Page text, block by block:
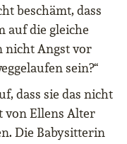
beschämt, dass
auf die gleiche
nicht Angst vor
sein?“
dass sie das nicht
von Ellens Alter
Die Babysitterin